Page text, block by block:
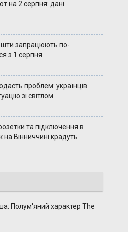
на 2 серпня: дані
запрацюють по-
з 1 серпня
проблем: українців
зі світлом
та підключення в
на Вінниччині крадуть
Полум'яний характер The